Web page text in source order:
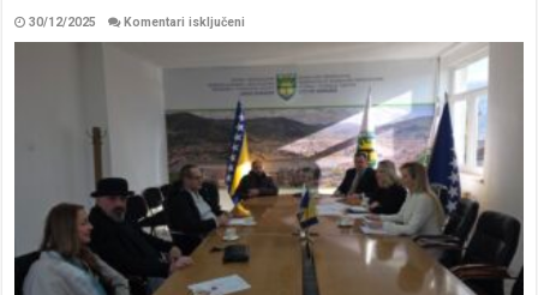
30/12/2025 Komentari isključeni
SASTANAK
ORGANIZACIONOG
ODBORA
ZA
OBILJEŽAVANJE
26.
JANUARA-
DANA
SJEĆANJA
NA
ŽRTVE
GENOCIDA
U
II
SVJETSKOM